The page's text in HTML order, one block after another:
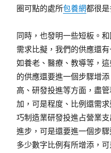
圈可點的處所包養網都很是
同時，也發明一些短板。
需求比擬，我們的供應還
如養老、醫療、教導等，
的供應還要進一個步驟增
高、研發投進等方面，盡
加，可是程度、比例還需
巧制造業研發投進占營業
進步，可是還要進一個步
多少數字比例有所增添，